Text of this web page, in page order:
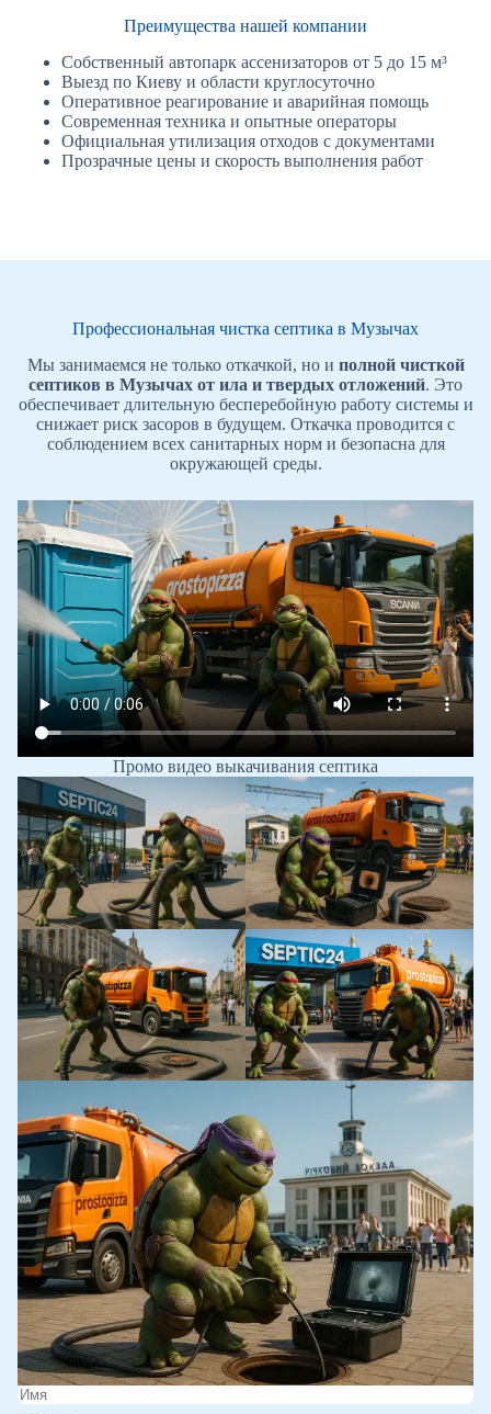
Преимущества нашей компании
Собственный автопарк ассенизаторов от 5 до 15 м³
Выезд по Киеву и области круглосуточно
Оперативное реагирование и аварийная помощь
Современная техника и опытные операторы
Официальная утилизация отходов с документами
Прозрачные цены и скорость выполнения работ
Профессиональная чистка септика в Музычах
Мы занимаемся не только откачкой, но и полной чисткой
септиков в Музычах от ила и твердых отложений. Это
обеспечивает длительную бесперебойную работу системы и
снижает риск засоров в будущем. Откачка проводится с
соблюдением всех санитарных норм и безопасна для
окружающей среды.
Промо видео выкачивания септика